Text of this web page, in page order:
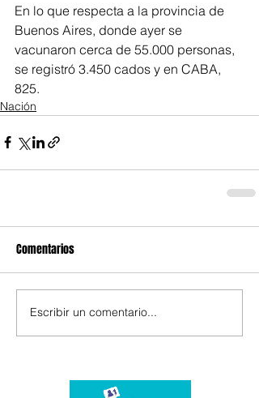
En lo que respecta a la provincia de
Buenos Aires, donde ayer se
vacunaron cerca de 55.000 personas,
se registró 3.450 cados y en CABA,
825.
Nación
Comentarios
Escribir un comentario...